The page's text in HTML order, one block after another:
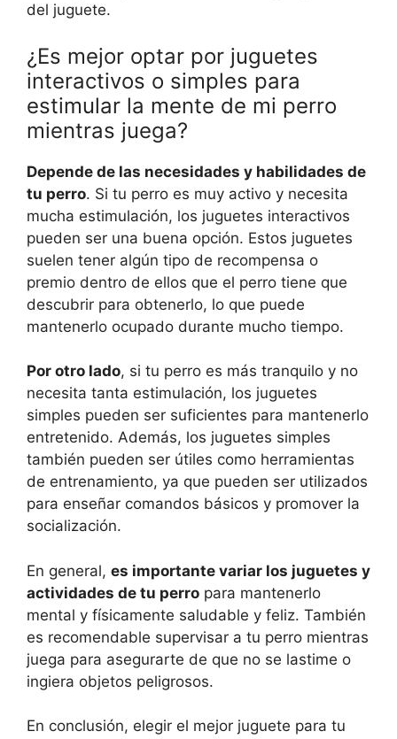
del juguete.
¿Es mejor optar por juguetes
interactivos o simples para
estimular la mente de mi perro
mientras juega?
Depende de las necesidades y habilidades de
tu perro. Si tu perro es muy activo y necesita
mucha estimulación, los juguetes interactivos
pueden ser una buena opción. Estos juguetes
suelen tener algún tipo de recompensa o
premio dentro de ellos que el perro tiene que
descubrir para obtenerlo, lo que puede
mantenerlo ocupado durante mucho tiempo.
Por otro lado, si tu perro es más tranquilo y no
necesita tanta estimulación, los juguetes
simples pueden ser suficientes para mantenerlo
entretenido. Además, los juguetes simples
también pueden ser útiles como herramientas
de entrenamiento, ya que pueden ser utilizados
para enseñar comandos básicos y promover la
socialización.
En general, es importante variar los juguetes y
actividades de tu perro para mantenerlo
mental y físicamente saludable y feliz. También
es recomendable supervisar a tu perro mientras
juega para asegurarte de que no se lastime o
ingiera objetos peligrosos.
En conclusión, elegir el mejor juguete para tu